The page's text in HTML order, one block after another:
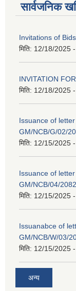
सार्वजनिक
Invitations of
मिति: 12/18/2025
INVITATION
मिति: 12/18/2025
Issuance of
GM/NCB/G/02/
मिति: 12/15/2025
Issuance of
GM/NCB/04/
मिति: 12/15/2025
Issuanabce of
GM/NCB/W/03/
मिति: 12/15/2025
अन्य